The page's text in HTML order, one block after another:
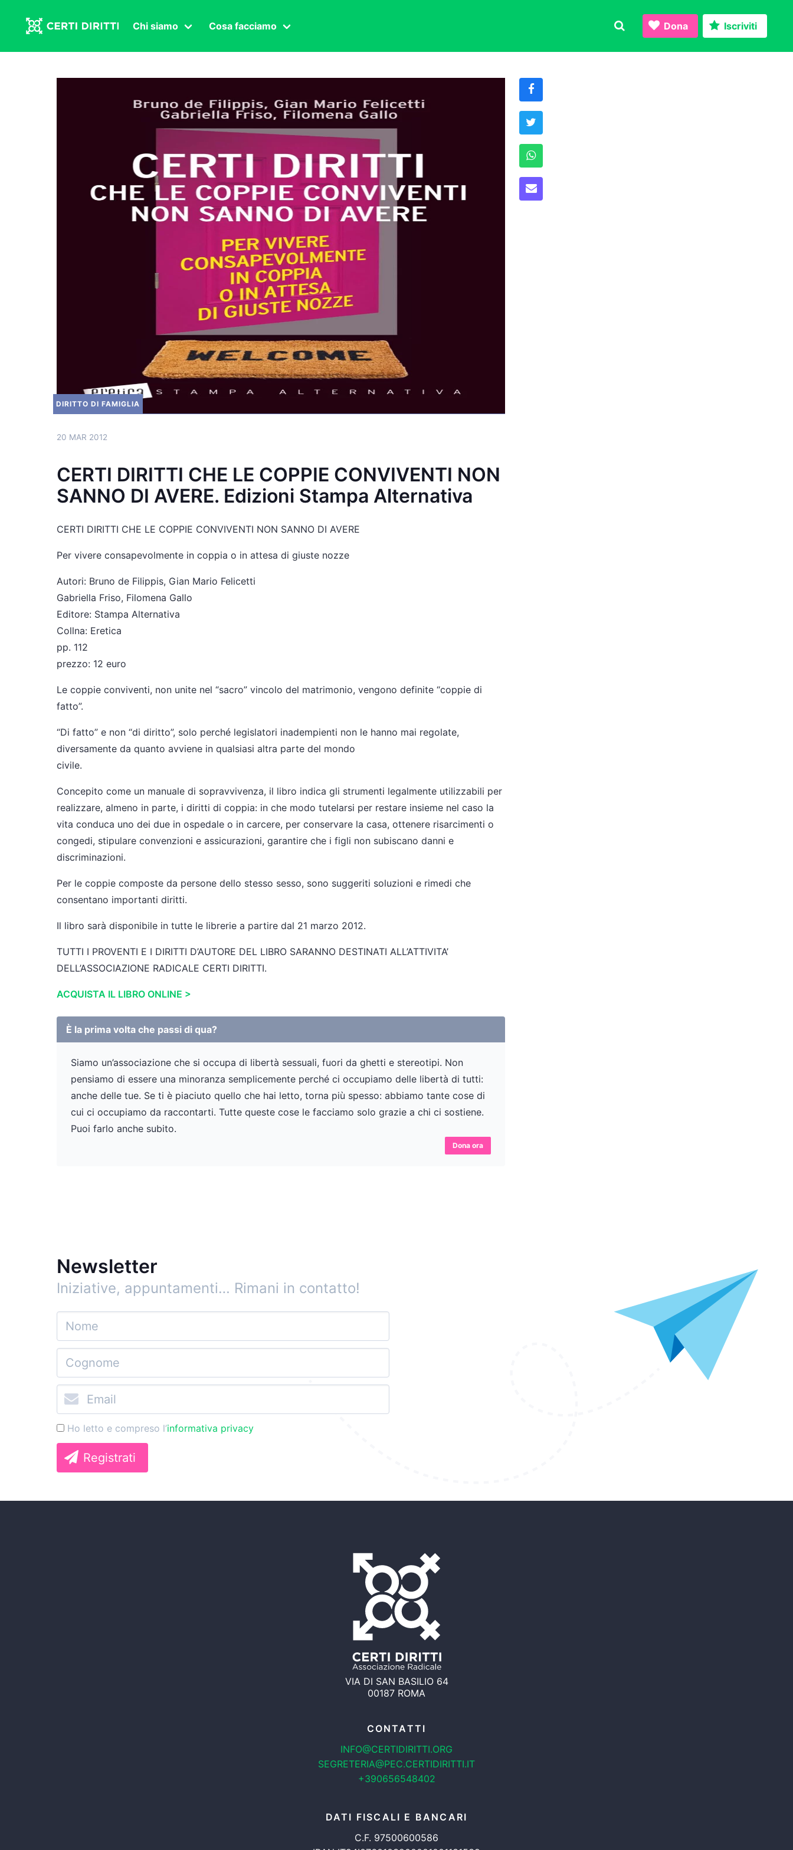
Chi siamo
Congressi
Cosa facciamo
Diritto di famiglia
Lavoro sessuale
Salute sessuale
Transnazionale
Politica
Dona Iscriviti
DIRITTO DI FAMIGLIA
20 MAR 2012
CERTI DIRITTI CHE LE COPPIE CONVIVENTI NON
SANNO DI AVERE. Edizioni Stampa Alternativa
CERTI DIRITTI CHE LE COPPIE CONVIVENTI NON SANNO DI AVERE
Per vivere consapevolmente in coppia o in attesa di giuste nozze
Autori: Bruno de Filippis, Gian Mario Felicetti
Gabriella Friso, Filomena Gallo
Editore: Stampa Alternativa
Collna: Eretica
pp. 112
prezzo: 12 euro
Le coppie conviventi, non unite nel “sacro” vincolo del matrimonio, vengono definite “coppie di
fatto”.
“Di fatto” e non “di diritto”, solo perché legislatori inadempienti non le hanno mai regolate,
diversamente da quanto avviene in qualsiasi altra parte del mondo
civile.
Concepito come un manuale di sopravvivenza, il libro indica gli strumenti legalmente utilizzabili per
realizzare, almeno in parte, i diritti di coppia: in che modo tutelarsi per restare insieme nel caso la
vita conduca uno dei due in ospedale o in carcere, per conservare la casa, ottenere risarcimenti o
congedi, stipulare convenzioni e assicurazioni, garantire che i figli non subiscano danni e
discriminazioni.
Per le coppie composte da persone dello stesso sesso, sono suggeriti soluzioni e rimedi che
consentano importanti diritti.
Il libro sarà disponibile in tutte le librerie a partire dal 21 marzo 2012.
TUTTI I PROVENTI E I DIRITTI D’AUTORE DEL LIBRO SARANNO DESTINATI ALL’ATTIVITA’
DELL’ASSOCIAZIONE RADICALE CERTI DIRITTI.
ACQUISTA IL LIBRO ONLINE >
È la prima volta che passi di qua?
Siamo un’associazione che si occupa di libertà sessuali, fuori da ghetti e stereotipi. Non
pensiamo di essere una minoranza semplicemente perché ci occupiamo delle libertà di tutti:
anche delle tue. Se ti è piaciuto quello che hai letto, torna più spesso: abbiamo tante cose di
cui ci occupiamo da raccontarti. Tutte queste cose le facciamo solo grazie a chi ci sostiene.
Puoi farlo anche subito.
Dona ora
Newsletter
Iniziative, appuntamenti… Rimani in contatto!
Ho letto e compreso l’informativa privacy
Registrati
VIA DI SAN BASILIO 64
00187 ROMA
CONTATTI
INFO@CERTIDIRITTI.ORG
SEGRETERIA@PEC.CERTIDIRITTI.IT
+390656548402
DATI FISCALI E BANCARI
C.F. 97500600586